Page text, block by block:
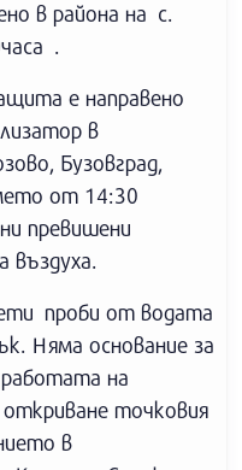
в района на с.
.
е направено
в
Бузовград,
от 14:30
превишени
въздуха.
проби от водата
Няма основание за
на
откриване точковия
в